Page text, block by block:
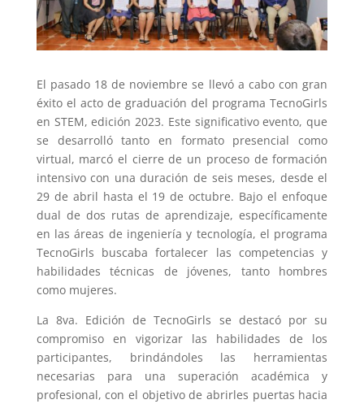
El pasado 18 de noviembre se llevó a cabo con gran
éxito el acto de graduación del programa TecnoGirls
en STEM, edición 2023. Este significativo evento, que
se desarrolló tanto en formato presencial como
virtual, marcó el cierre de un proceso de formación
intensivo con una duración de seis meses, desde el
29 de abril hasta el 19 de octubre. Bajo el enfoque
dual de dos rutas de aprendizaje, específicamente
en las áreas de ingeniería y tecnología, el programa
TecnoGirls buscaba fortalecer las competencias y
habilidades técnicas de jóvenes, tanto hombres
como mujeres.
La 8va. Edición de TecnoGirls se destacó por su
compromiso en vigorizar las habilidades de los
participantes, brindándoles las herramientas
necesarias para una superación académica y
profesional, con el objetivo de abrirles puertas hacia